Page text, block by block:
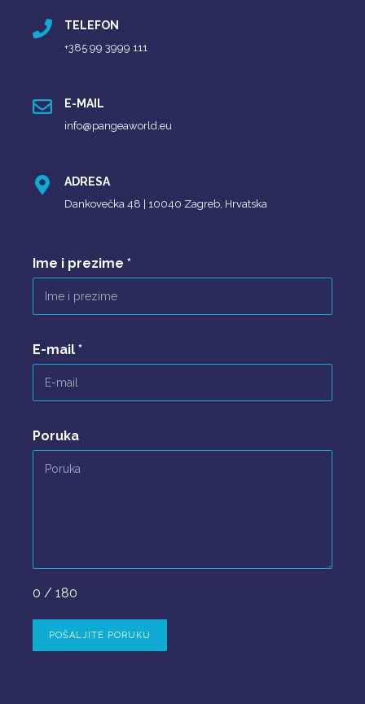
TELEFON
+385 99 3999 111
E-MAIL
info@pangeaworld.eu
ADRESA
Dankovečka 48 | 10040 Zagreb, Hrvatska
Ime i prezime *
E-mail *
Poruka
0 / 180
POŠALJITE PORUKU